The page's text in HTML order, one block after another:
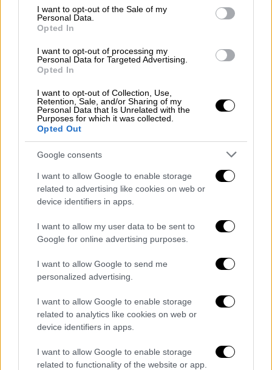
consent section.
I want to opt-out of the Sale of my
Personal Data.
Opted In
I want to opt-out of processing my
Personal Data for Targeted Advertising.
Opted In
I want to opt-out of Collection, Use,
Retention, Sale, and/or Sharing of my
Personal Data that Is Unrelated with the
Purposes for which it was collected.
Opted Out
Google consents
I want to allow Google to enable storage
related to advertising like cookies on web or
device identifiers in apps.
I want to allow my user data to be sent to
Google for online advertising purposes.
I want to allow Google to send me
personalized advertising.
I want to allow Google to enable storage
related to analytics like cookies on web or
device identifiers in apps.
I want to allow Google to enable storage
related to functionality of the website or app.
Υπενθυμίζεται πως το μεσημέρι της Τρίτης η
18χρονη, η οποία είχε έρθει στην Ελλάδα από
τη Γερμανία για να δώσει Πανελλήνιες,
στην αυλή του σπιτιού της για να μιλήσει
στο τηλέφωνο και έκτοτε τα ίχνη της έχουν
«Ήμασταν μέσα και τρώγαμε κι έφυγε… Σαν
να άνοιξε η γη και να την κατάπιε. Θα την
παρακαλέσω να επικοινωνήσει μαζί μας, κι
αν δεν θέλει, ας πάει σε ένα τμήμα να πει ότι
είμαι εγώ αυτή που αναζητείται και είμαι
καλά.Να πει ότι είναι καλά κι ας μην γυρίσει
αν δεν το επιθυμεί
. Γνωρίζει καλά πόσο την
αγαπάμε και το πρόβλημα υγείας που
Όσον αφορά στον άνδρα που φέρεται να
είναι ή να έφυγε μαζί της από το χωριό, η
μητέρα της αγνοούμενης τον παρακαλεί «ως